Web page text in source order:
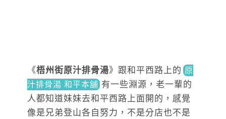
《梧州街原汁排骨湯》跟和平西路上 的 原
汁排骨湯 和平本舖 有一些淵源，老一輩的
人都知道妹妹去和平西路上面開的，感覺
像是兄弟登山各自努力，不是分店也不是